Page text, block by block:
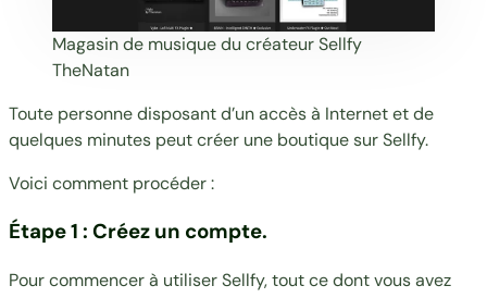
Magasin de musique du créateur Sellfy
TheNatan
Toute personne disposant d’un accès à Internet et de
quelques minutes peut créer une boutique sur Sellfy.
Voici comment procéder :
Étape 1 : Créez un compte.
Pour commencer à utiliser Sellfy, tout ce dont vous avez